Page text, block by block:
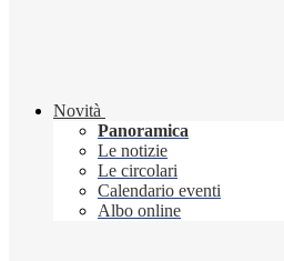
Novità
Panoramica
Le notizie
Le circolari
Calendario eventi
Albo online